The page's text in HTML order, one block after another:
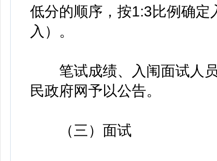
低分的顺序，按1:3比例确
入）。
笔试成绩、入闱面试人员
民政府网予以公告。
（三）面试